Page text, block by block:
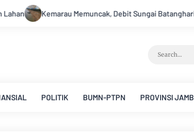
Batanghari Terus Menyusut, Jambi Hadapi Ancaman
POLITIK BUMN-PTPN PROVINSI